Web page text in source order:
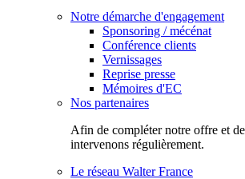
Notre démarche d'engagement
Sponsoring / mécénat
Conférence clients
Vernissages
Reprise presse
Mémoires d'EC
Nos partenaires
Afin de compléter notre offre et
intervenons régulièrement.
Le réseau Walter France